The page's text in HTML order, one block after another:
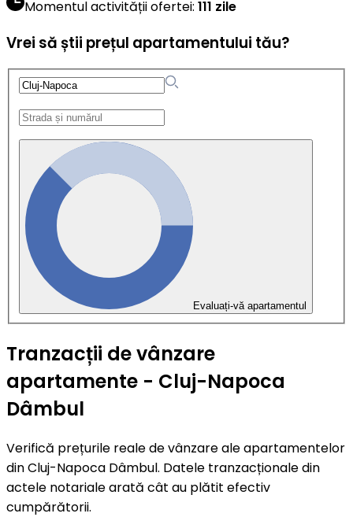
Momentul activității ofertei: 111 zile
Vrei să știi prețul apartamentului tău?
Evaluați-vă apartamentul
Tranzacții de vânzare
apartamente - Cluj-Napoca
Dâmbul
Verifică prețurile reale de vânzare ale apartamentelor
din Cluj-Napoca Dâmbul. Datele tranzacționale din
actele notariale arată cât au plătit efectiv
cumpărătorii.